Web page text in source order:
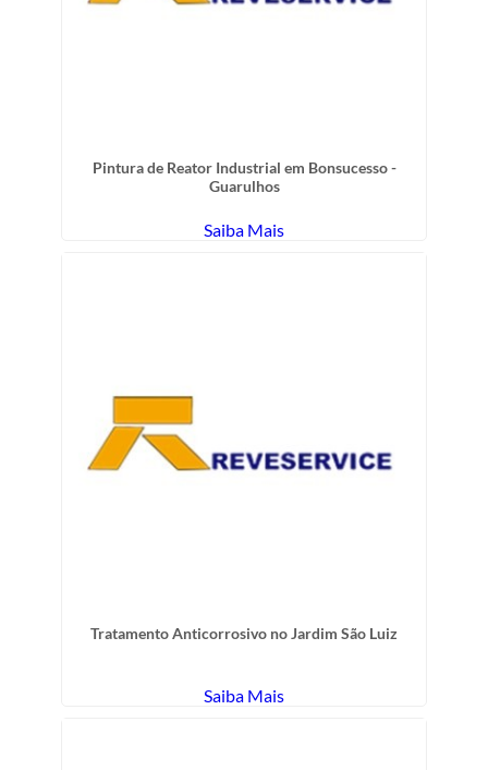
Pintura de Reator Industrial em Bonsucesso -
Guarulhos
Saiba Mais
Tratamento Anticorrosivo no Jardim São Luiz
Saiba Mais